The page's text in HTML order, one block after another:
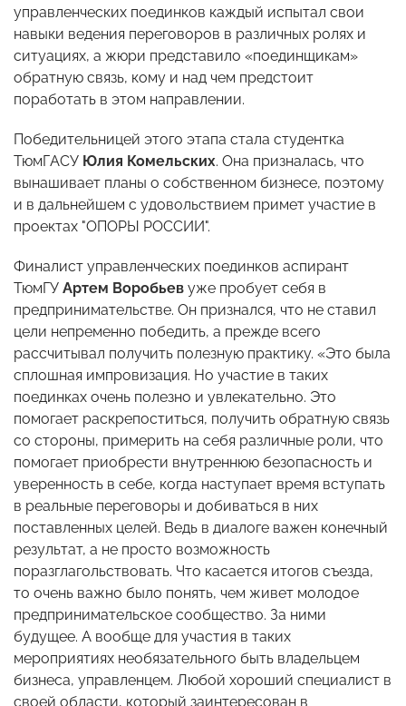
управленческих поединков каждый испытал свои
навыки ведения переговоров в различных ролях и
ситуациях, а жюри представило «поединщикам»
обратную связь, кому и над чем предстоит
поработать в этом направлении.
Победительницей этого этапа стала студентка
ТюмГАСУ Юлия Комельских. Она призналась, что
вынашивает планы о собственном бизнесе, поэтому
и в дальнейшем с удовольствием примет участие в
проектах "ОПОРЫ РОССИИ".
Финалист управленческих поединков аспирант
ТюмГУ Артем Воробьев уже пробует себя в
предпринимательстве. Он признался, что не ставил
цели непременно победить, а прежде всего
рассчитывал получить полезную практику. «Это была
сплошная импровизация. Но участие в таких
поединках очень полезно и увлекательно. Это
помогает раскрепоститься, получить обратную связь
со стороны, примерить на себя различные роли, что
помогает приобрести внутреннюю безопасность и
уверенность в себе, когда наступает время вступать
в реальные переговоры и добиваться в них
поставленных целей. Ведь в диалоге важен конечный
результат, а не просто возможность
поразглагольствовать. Что касается итогов съезда,
то очень важно было понять, чем живет молодое
предпринимательское сообщество. За ними
будущее. А вообще для участия в таких
мероприятиях необязательного быть владельцем
бизнеса, управленцем. Любой хороший специалист в
своей области, который заинтересован в